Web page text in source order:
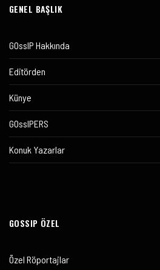
GENEL BAŞLIK
GOssIP Hakkında
Editörden
Künye
GOssIPERS
Konuk Yazarlar
GOSSIP ÖZEL
Özel Röportajlar